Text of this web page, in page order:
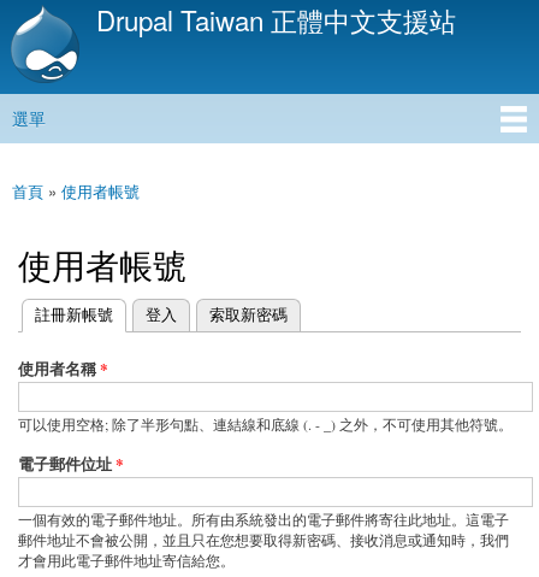
移
內
Drupal Taiwan 正體中文支援站
主選單
選單
您在這裡
首頁 » 使用者帳號
使用者帳號
主要索引標籤
註冊新帳號
(作用中頁籤) 登入 索取新密碼
使用者名稱*
可以使用空格; 除了半形句點、連結線和底線 (. - _) 之外，不可使用其他符號。
電子郵件位址*
一個有效的電子郵件地址。所有由系統發出的電子郵件將寄往此地址。這電子
郵件地址不會被公開，並且只在您想要取得新密碼、接收消息或通知時，我們
才會用此電子郵件地址寄信給您。